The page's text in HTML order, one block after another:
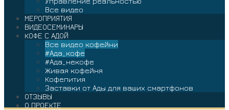
Все видео
МЕРОПРИЯТИЯ
ВИДЕОСЕМИНАРЫ
КОФЕ С АДОЙ
Все видео кофейни
#Ада_кофе
#Ада_некофе
Живая кофейня
Кофепития
Заставки от Ады для ваших смартфонов
ОТЗЫВЫ
О ПРОЕКТЕ